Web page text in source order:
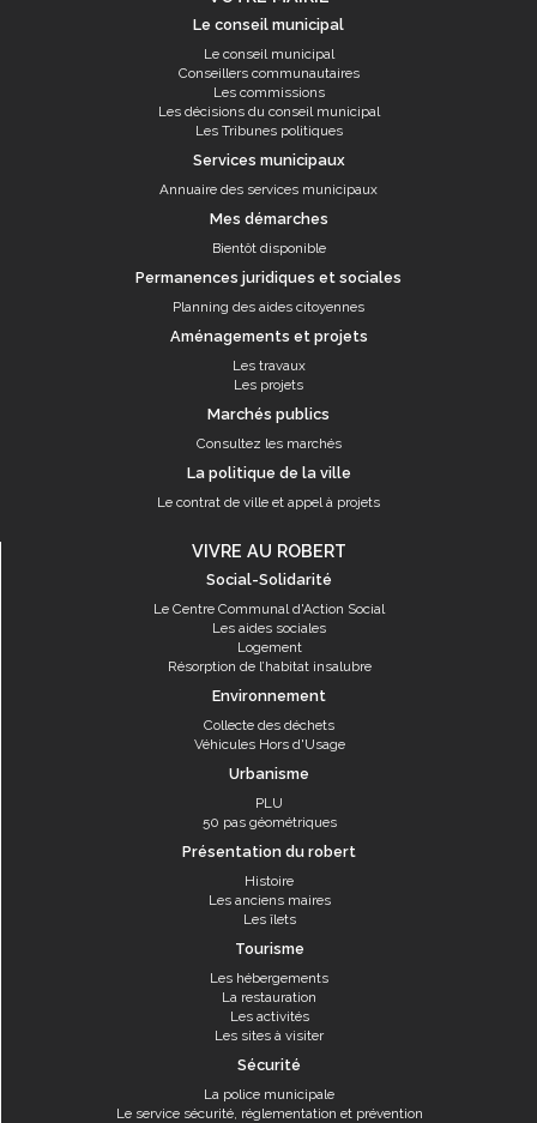
Le conseil municipal
Le conseil municipal
Conseillers communautaires
Les commissions
Les décisions du conseil municipal
Les Tribunes politiques
Services municipaux
Annuaire des services municipaux
Mes démarches
Bientôt disponible
Permanences juridiques et sociales
Planning des aides citoyennes
Aménagements et projets
Les travaux
Les projets
Marchés publics
Consultez les marchés
La politique de la ville
Le contrat de ville et appel à projets
VIVRE AU ROBERT
Social-Solidarité
Le Centre Communal d'Action Social
Les aides sociales
Logement
Résorption de l’habitat insalubre
Environnement
Collecte des déchets
Véhicules Hors d'Usage
Urbanisme
PLU
50 pas géométriques
Présentation du robert
Histoire
Les anciens maires
Les îlets
Tourisme
Les hébergements
La restauration
Les activités
Les sites à visiter
Sécurité
La police municipale
Le service sécurité, réglementation et prévention